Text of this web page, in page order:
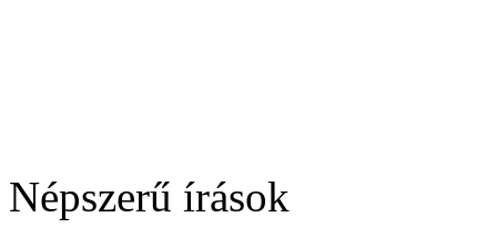
Népszerű írások